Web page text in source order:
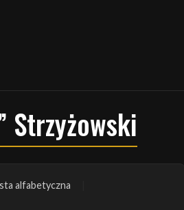
Strzyżowski
alfabetyczna